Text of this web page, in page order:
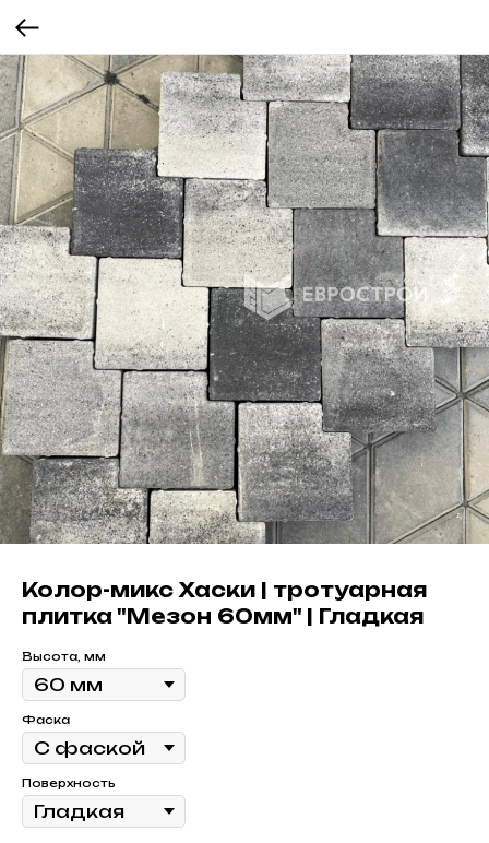
Колор-микс Хаски | тротуарная
плитка "Мезон 60мм" | Гладкая
Высота, мм
Фаска
Поверхность